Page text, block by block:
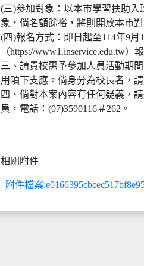
(三)參加對象：以本市學習扶助
象，倘名額餘裕，將則開放本市
(四)報名方式：即日起至114年9
（https://www1.inservice.edu.tw
三、請貴校惠予參加人員活動期
用項下支應。倘身分為校長者，
四、倘對本案內容有任何疑義，
員，電話：(07)3590116＃262。
相關附件
附件檔案